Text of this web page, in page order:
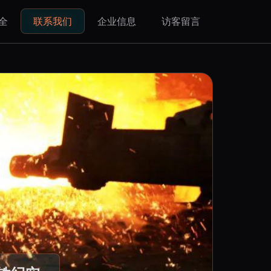
联系我们 企业信息 访客留言